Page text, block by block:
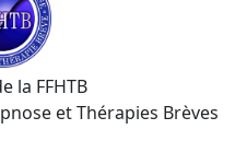
la FFHTB
et Thérapies Brèves